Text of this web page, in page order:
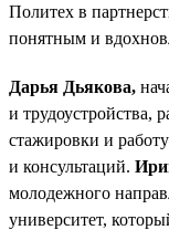
Политех в
понятным и
Дарья Дьякова,
и трудоустройства,
стажировки и
и консультаций.
молодежного
университет,